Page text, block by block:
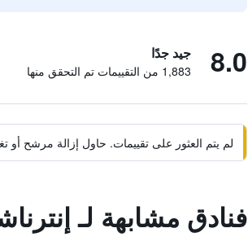
8.0 جيد جدًا
1,883 من التقييمات تم التحقق منها
لم يتم العثور على تقييمات. حاول إزالة مرشح
فنادق مشابهة لـ